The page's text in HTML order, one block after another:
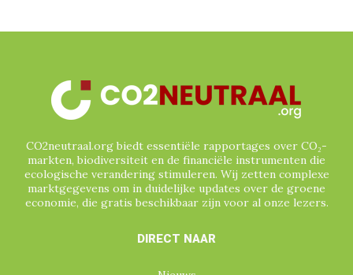
ZUID-AMERIKA
CO2neutraal.org biedt essentiële rapportages over CO₂-
markten, biodiversiteit en de financiële instrumenten die
ecologische verandering stimuleren. Wij zetten complexe
marktgegevens om in duidelijke updates over de groene
economie, die gratis beschikbaar zijn voor al onze lezers.
DIRECT NAAR